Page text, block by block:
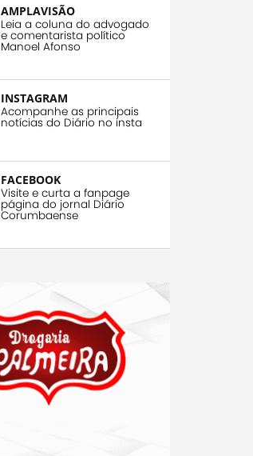
AMPLAVISÃO
Leia a coluna do advogado
e comentarista político
Manoel Afonso
INSTAGRAM
Acompanhe as principais
notícias do Diário no insta
FACEBOOK
Visite e curta a fanpage
página do jornal Diário
Corumbaense